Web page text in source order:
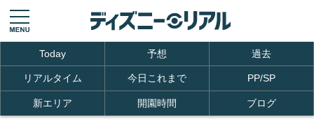
Today 予想 過去
リアルタイム 今日これまで PP/SP
新エリア 開園時間 ブログ